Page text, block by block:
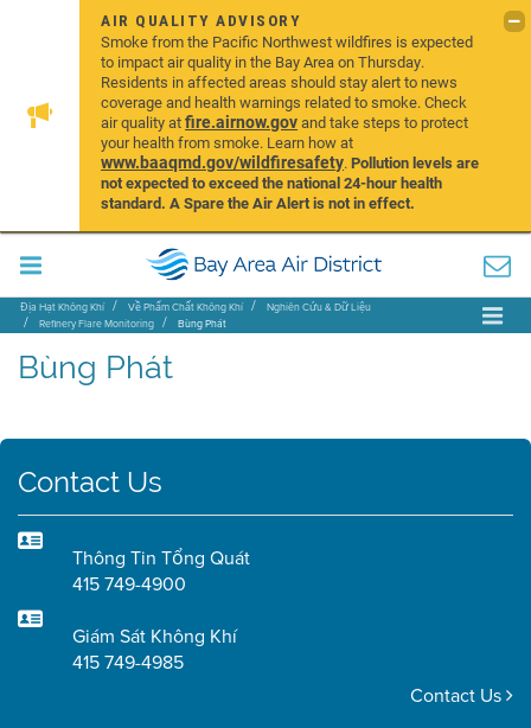
AIR QUALITY ADVISORY
Smoke from the Pacific Northwest wildfires is expected
to impact air quality in the Bay Area on Thursday.
Residents in affected areas should stay alert to news
coverage and health warnings related to smoke. Check
air quality atfire.airnow.govand take steps to protect
your health from smoke. Learn how at
www.baaqmd.gov/wildfiresafety.Pollution levels are
not expected to exceed the national 24-hour health
standard. A Spare the Air Alert is not in effect.
Địa Hạt Không Khí Về Phẩm Chất Không Khí
Nghiên Cứu & Dữ Liệu
Refinery Flare Monitoring
Bùng Phát
Bùng Phát
Contact Us
Thông Tin Tổng Quát
415 749-4900
Giám Sát Không Khí
415 749-4985
Contact Us